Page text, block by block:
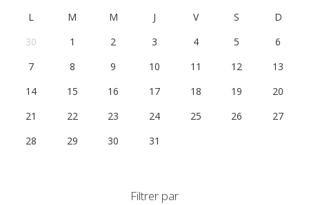
L M M J V S
D
30
1 2 3 4 5
6
7
8 9 10 11 12
13
14
15 16 17 18 19
20
21
22 23 24 25 26
27
28
29 30 31
Filtrer par